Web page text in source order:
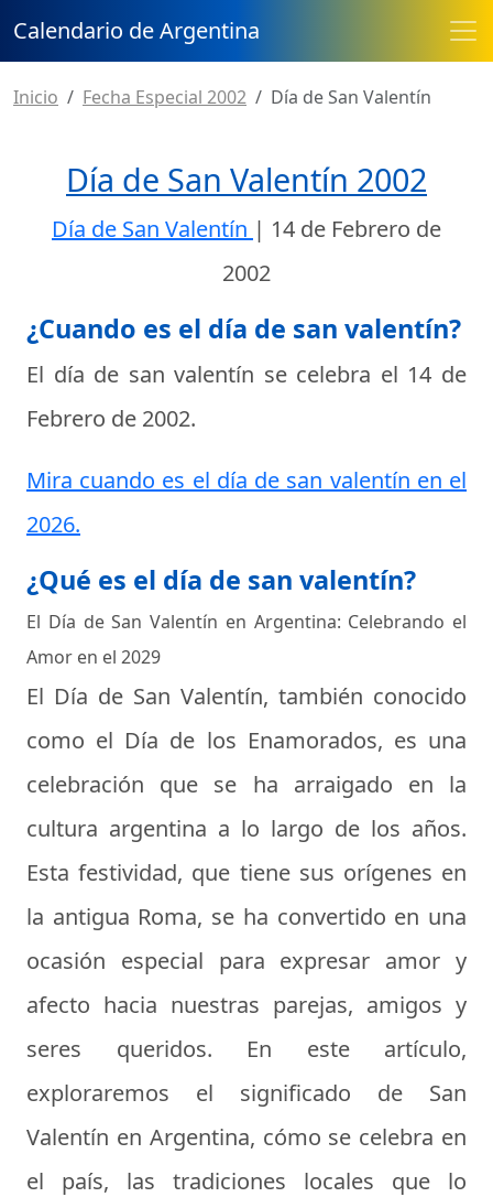
Calendario de Argentina
Inicio Fecha Especial 2002 Día de San Valentín
Día de San Valentín 2002
Día de San Valentín | 14 de Febrero de
2002
¿Cuando es el día de san valentín?
El día de san valentín se celebra el 14 de
Febrero de 2002.
Mira cuando es el día de san valentín en el
2026.
¿Qué es el día de san valentín?
El Día de San Valentín en Argentina: Celebrando el
Amor en el 2029
El Día de San Valentín, también conocido
como el Día de los Enamorados, es una
celebración que se ha arraigado en la
cultura argentina a lo largo de los años.
Esta festividad, que tiene sus orígenes en
la antigua Roma, se ha convertido en una
ocasión especial para expresar amor y
afecto hacia nuestras parejas, amigos y
seres queridos. En este artículo,
exploraremos el significado de San
Valentín en Argentina, cómo se celebra en
el país, las tradiciones locales que lo